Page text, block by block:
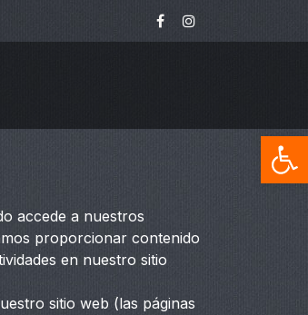
accede a nuestros
proporcionar contenido
en nuestro sitio
sitio web (las páginas